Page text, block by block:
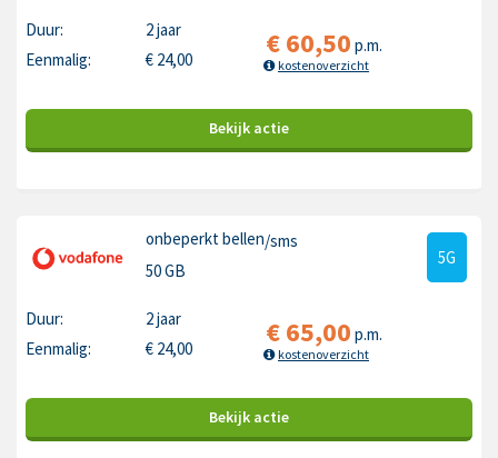
Duur:
2 jaar
Eenmalig:
€ 24,00 €60,50 p.m.
kostenoverzicht
Bekijk actie
onbeperkt bellen/sms
50 GB
5G
Duur:
2 jaar
Eenmalig:
€ 24,00 €65,00 p.m.
kostenoverzicht
Bekijk actie